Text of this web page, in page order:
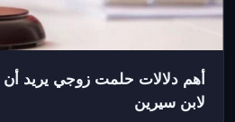
أهم دلالات حلمت زوجي يريد أن
لابن سيرين